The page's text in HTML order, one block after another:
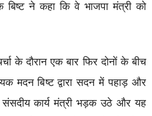
ने कहा कि वे भाजपा मंत्री को
के दौरान एक बार फिर दोनों के बीच
मदन बिष्ट द्वारा सदन में पहाड़ और
संसदीय कार्य मंत्री भड़क उठे और यह